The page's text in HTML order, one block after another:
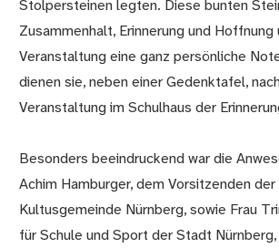
Stolpersteinen legten. Diese bunten
Zusammenhalt, Erinnerung und Hoffnung
Veranstaltung eine ganz persönliche
dienen sie, neben einer Gedenktafel,
Veranstaltung im Schulhaus der
Besonders beeindruckend war die
Achim Hamburger, dem Vorsitzenden
Kultusgemeinde Nürnberg, sowie Frau
für Schule und Sport der Stadt Nürnberg,